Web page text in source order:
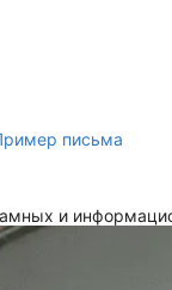
письма
и